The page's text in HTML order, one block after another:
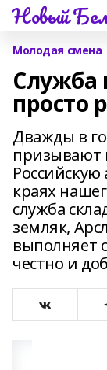
Новый
Молодая смена
Служба
просто
Дважды в
призывают
краях
служба
земляк,
выполняет
честно и